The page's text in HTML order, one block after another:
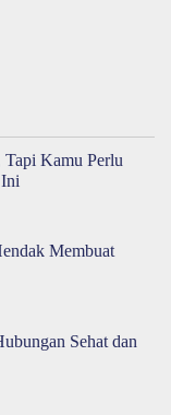
Tapi Kamu Perlu
Membuat
Sehat dan